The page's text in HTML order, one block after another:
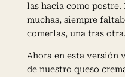
las hacia como postre.
muchas, siempre
comerlas, una tras otra.
Ahora en esta versión
de nuestro queso